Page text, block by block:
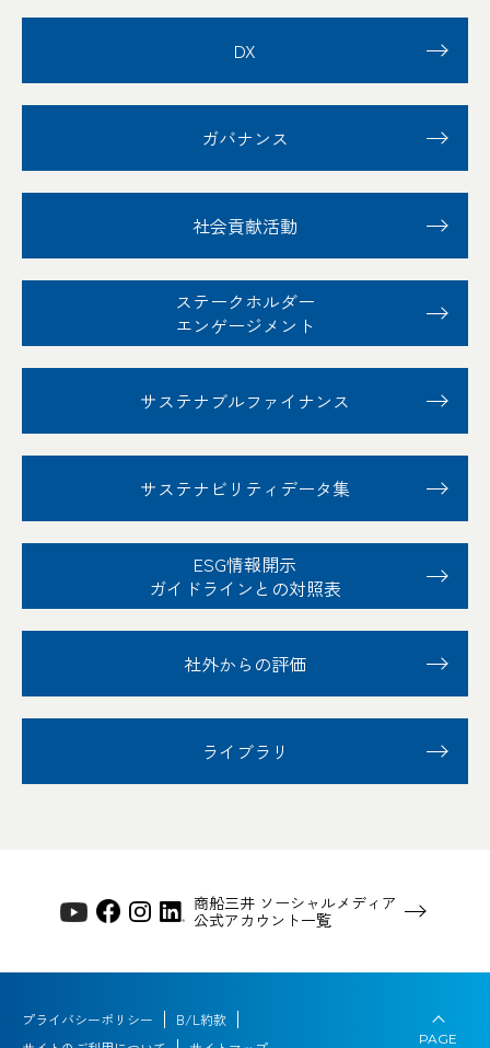
DX
ガバナンス
社会貢献活動
ステークホルダー
エンゲージメント
サステナブルファイナンス
サステナビリティ データ集
ESG情報開示
ガイドラインとの対照表
社外からの評価
ライブラリ
商船三井 ソーシャルメディア
公式アカウント一覧
プライバシーポリシー
B/L約款
PAGE